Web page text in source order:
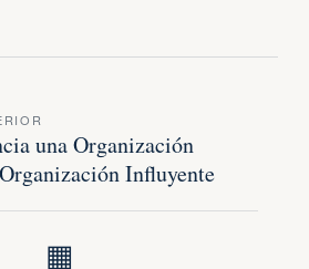
una Organización
Influyente
▦